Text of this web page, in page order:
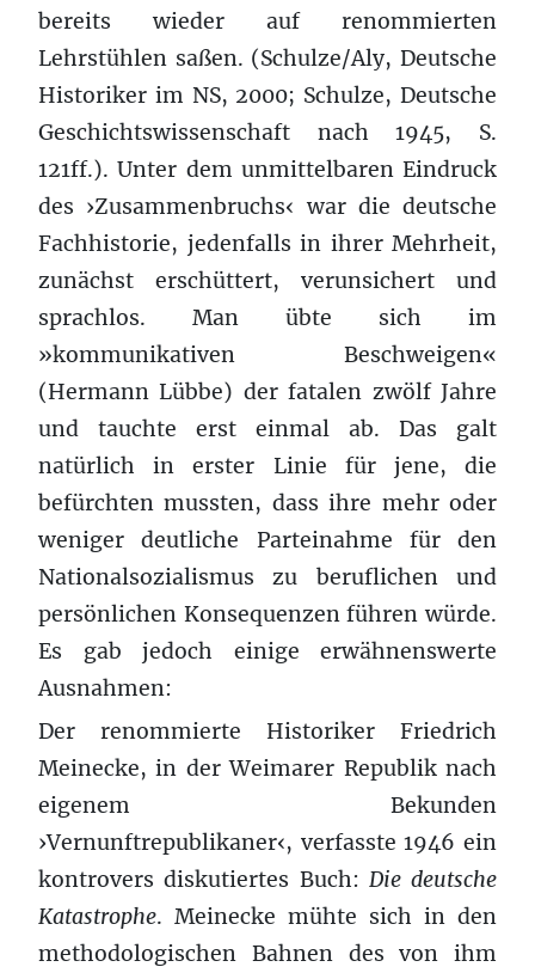
bereits wieder auf renommierten
Lehrstühlen saßen. (Schulze/Aly, Deutsche
Historiker im NS, 2000; Schulze, Deutsche
Geschichtswissenschaft nach 1945, S.
121ff.). Unter dem unmittelbaren Eindruck
des ›Zusammenbruchs‹ war die deutsche
Fachhistorie, jedenfalls in ihrer Mehrheit,
zunächst erschüttert, verunsichert und
sprachlos. Man übte sich im
»kommunikativen Beschweigen«
(Hermann Lübbe) der fatalen zwölf Jahre
und tauchte erst einmal ab. Das galt
natürlich in erster Linie für jene, die
befürchten mussten, dass ihre mehr oder
weniger deutliche Parteinahme für den
Nationalsozialismus zu beruflichen und
persönlichen Konsequenzen führen würde.
Es gab jedoch einige erwähnenswerte
Ausnahmen:
Der renommierte Historiker Friedrich
Meinecke, in der Weimarer Republik nach
eigenem Bekunden
›Vernunftrepublikaner‹, verfasste 1946 ein
kontrovers diskutiertes Buch: Die deutsche
Katastrophe. Meinecke mühte sich in den
methodologischen Bahnen des von ihm